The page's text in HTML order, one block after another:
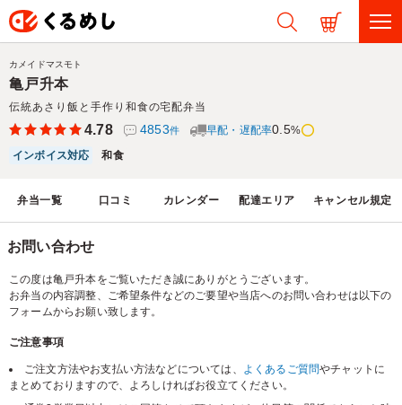
亀戸升本
伝統あさり飯と手作り和食の宅配弁当
カメイドマスモト
4.78 4853件 早配・遅配率0.5%
インボイス対応
和食
弁当一覧 口コミ カレンダー 配達エリア キャンセル規定
お問い合わせ
この度は亀戸升本をご覧いただき誠にありがとうございます。
お弁当の内容調整、ご希望条件などのご要望や当店へのお問い合わせは以下の
フォームからお願い致します。
ご注意事項
ご注文方法やお支払い方法などについては、 よくあるご質問やチャットに
まとめておりますので、よろしければお役立てください。